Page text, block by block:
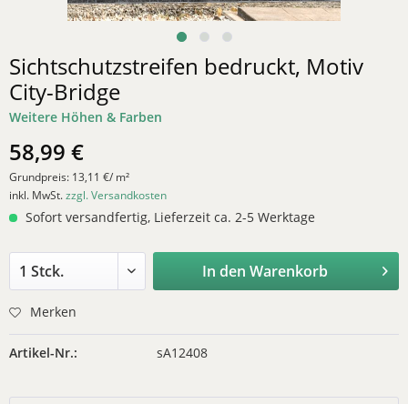
Sichtschutzstreifen bedruckt, Motiv
City-Bridge
Weitere Höhen & Farben
58,99 €
Grundpreis: 13,11 €/ m²
inkl. MwSt.zzgl. Versandkosten
Sofort versandfertig, Lieferzeit ca. 2-5 Werktage
In denWarenkorb
Merken
Artikel-Nr.: sA12408